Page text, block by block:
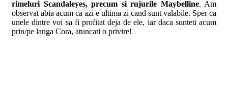
rimeluri Scandaleyes, precum si rujurile Maybelline. Am
observat abia acum ca azi e ultima zi cand sunt valabile. Sper ca
unele dintre voi sa fi profitat deja de ele, iar daca sunteti acum
prin/pe langa Cora, atuncati o privire!